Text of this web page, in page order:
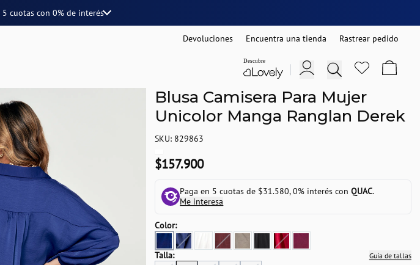
5 cuotascon 0% de interés
Devoluciones Encuentra una tienda Rastrear pedido
Blusa Camisera Para Mujer
Unicolor Manga Ranglan Derek
SKU: 829863
$157.900
Paga en 5 cuotas de $31.580, 0% interés conQUAC.
Me interesa
Color:
Talla:
Guía de tallas